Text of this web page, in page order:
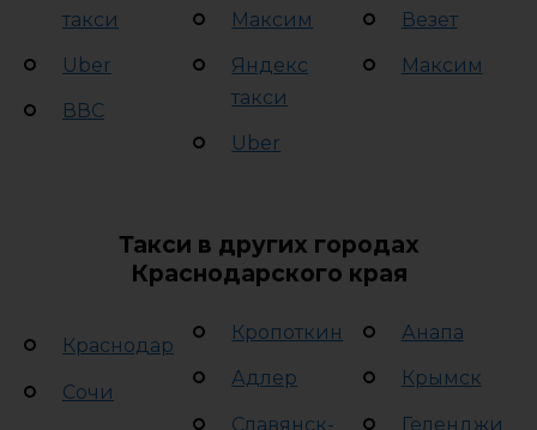
такси
Uber
ВВС
Максим
Яндекс
такси
Uber
Везет
Максим
Такси в других городах
Краснодарского края
Краснодар
Сочи
Кропоткин
Адлер
Славянск-
Анапа
Крымск
Геленджи